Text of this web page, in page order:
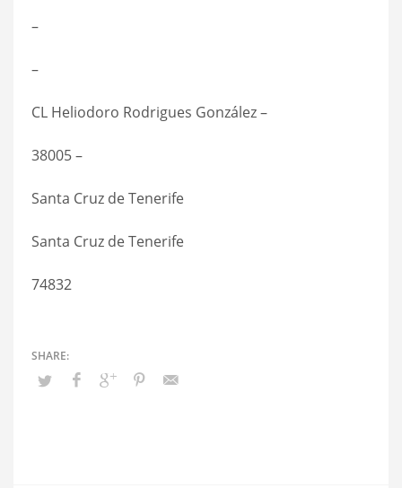
–
–
CL Heliodoro Rodrigues González –
38005 –
Santa Cruz de Tenerife
Santa Cruz de Tenerife
74832